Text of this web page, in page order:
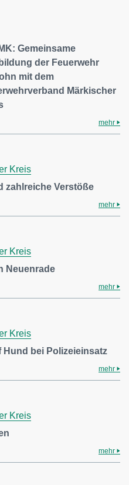
Gemeinsame
der Feuerwehr
mit dem
Märkischer
mehr
Kreis
zahlreiche Verstöße
mehr
Kreis
Neuenrade
mehr
Kreis
Hund bei Polizeieinsatz
mehr
Kreis
mehr